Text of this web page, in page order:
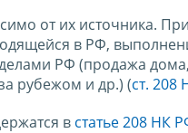
от их источника.
в РФ,
РФ (продажа дома,
рубежом и др.) (ст. 208
в статье 208 НК